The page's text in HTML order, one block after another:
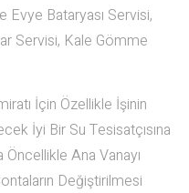
Evye Bataryası Servisi,
Servisi, Kale Gömme
İçin Özellikle İşinin
İyi Bir Su Tesisatçısına
Öncellikle Ana Vanayı
Değiştirilmesi